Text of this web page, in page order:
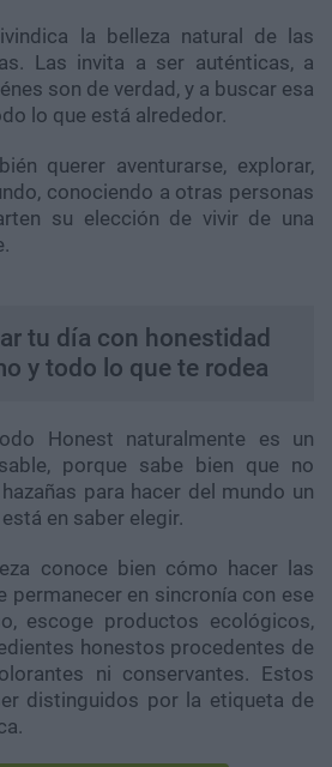
la belleza natural de las
Las invita a ser auténticas, a
son de verdad, y a buscar esa
lo que está alrededor.
querer aventurarse, explorar,
conociendo a otras personas
su elección de vivir de una
tu día con honestidad
y todo lo que te rodea
Honest naturalmente es un
porque sabe bien que no
para hacer del mundo un
en saber elegir.
conoce bien cómo hacer las
permanecer en sincronía con ese
escoge productos ecológicos,
honestos procedentes de
ni conservantes. Estos
distinguidos por la etiqueta de